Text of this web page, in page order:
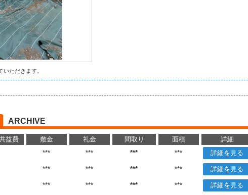
ただきます。
ARCHIVE
益費 敷金 礼金 間取り 面積 詳細
*** *** *** *** 詳細を見る
*** *** *** *** 詳細を見る
*** *** *** *** 詳細を見る